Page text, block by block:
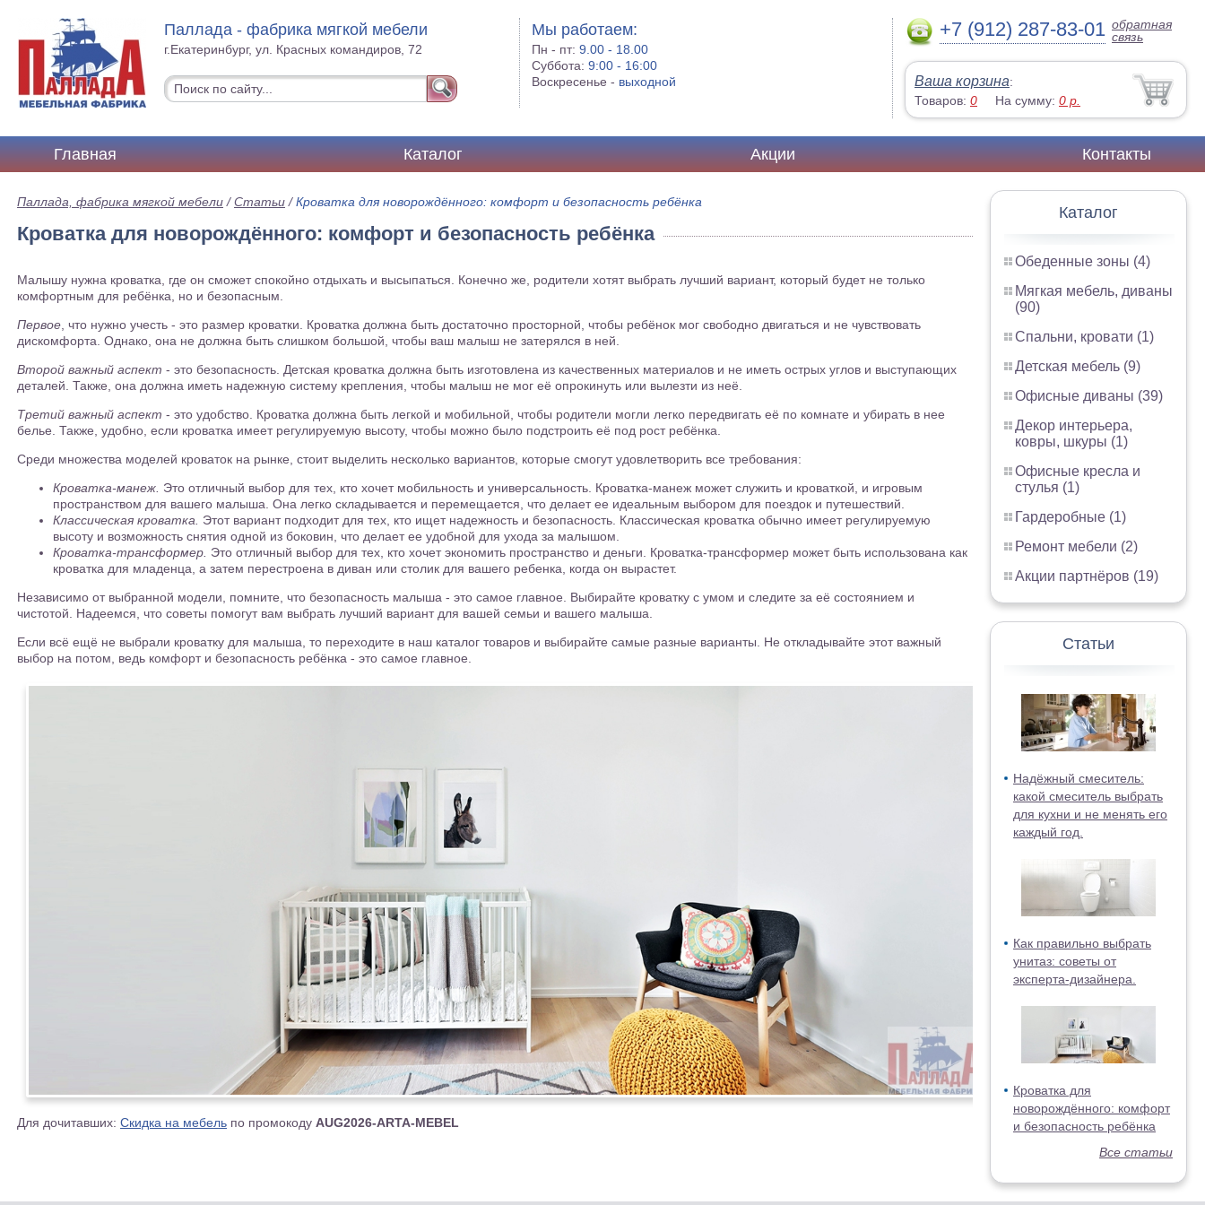
Паллада - фабрика мягкой мебели
г.Екатеринбург, ул. Красных командиров, 72
Мы работаем:
Пн - пт:9.00 - 18.00
Суббота:9:00 - 16:00
Воскресенье - выходной
+7 (912) 287-83-01 обратная
связь
Ваша корзина:
Товаров: 0 На сумму: 0 р.
Главная Каталог Акции Контакты
Каталог
Обеденные зоны (4)
Мягкая мебель, диваны
(90)
Спальни, кровати (1)
Детская мебель (9)
Офисные диваны (39)
Декор интерьера,
ковры, шкуры (1)
Офисные кресла и
стулья (1)
Гардеробные (1)
Ремонт мебели (2)
Акции партнёров (19)
Статьи
Надёжный смеситель:
какой смеситель выбрать
для кухни и не менять его
каждый год.
Как правильно выбрать
унитаз: советы от
эксперта-дизайнера.
Кроватка для
новорождённого: комфорт
и безопасность ребёнка
Все статьи
Паллада, фабрика мягкой мебели /Статьи /Кроватка для новорождённого: комфорт и безопасность ребёнка
Кроватка для новорождённого: комфорт и безопасность ребёнка
Малышу нужна кроватка, где он сможет спокойно отдыхать и высыпаться. Конечно же, родители хотят выбрать лучший вариант, который будет не только
комфортным для ребёнка, но и безопасным.
Первое , что нужно учесть - это размер кроватки. Кроватка должна быть достаточно просторной, чтобы ребёнок мог свободно двигаться и не чувствовать
дискомфорта. Однако, она не должна быть слишком большой, чтобы ваш малыш не затерялся в ней.
Второй важный аспект - это безопасность. Детская кроватка должна быть изготовлена из качественных материалов и не иметь острых углов и выступающих
деталей. Также, она должна иметь надежную систему крепления, чтобы малыш не мог её опрокинуть или вылезти из неё.
Третий важный аспект - это удобство. Кроватка должна быть легкой и мобильной, чтобы родители могли легко передвигать её по комнате и убирать в нее
белье. Также, удобно, если кроватка имеет регулируемую высоту, чтобы можно было подстроить её под рост ребёнка.
Среди множества моделей кроваток на рынке, стоит выделить несколько вариантов, которые смогут удовлетворить все требования:
Кроватка-манеж. Это отличный выбор для тех, кто хочет мобильность и универсальность. Кроватка-манеж может служить и кроваткой, и игровым
пространством для вашего малыша. Она легко складывается и перемещается, что делает ее идеальным выбором для поездок и путешествий.
Классическая кроватка.
Этот вариант подходит для тех, кто ищет надежность и безопасность. Классическая кроватка обычно имеет регулируемую
высоту и возможность снятия одной из боковин, что делает ее удобной для ухода за малышом.
Кроватка-трансформер. Это отличный выбор для тех, кто хочет экономить пространство и деньги. Кроватка-трансформер может быть использована как
кроватка для младенца, а затем перестроена в диван или столик для вашего ребенка, когда он вырастет.
Независимо от выбранной модели, помните, что безопасность малыша - это самое главное. Выбирайте кроватку с умом и следите за её состоянием и
чистотой. Надеемся, что советы помогут вам выбрать лучший вариант для вашей семьи и вашего малыша.
Если всё ещё не выбрали кроватку для малыша, то переходите в наш каталог товаров и выбирайте самые разные варианты. Не откладывайте этот важный
выбор на потом, ведь комфорт и безопасность ребёнка - это самое главное.
Для дочитавших: Скидка на мебель по промокоду AUG2026-ARTA-MEBEL